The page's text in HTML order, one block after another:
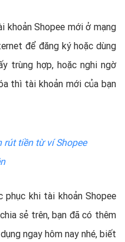
khoản Shopee mới ở mạng
để đăng ký hoặc dùng
trùng hợp, hoặc nghi ngờ
thì tài khoản mới của bạn
rút tiền từ ví Shopee
phục khi tài khoản Shopee
sẻ trên, bạn đã có thêm
ngay hôm nay nhé, biết